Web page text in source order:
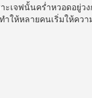
เจฟนั้นคร่ำหวอดอยู่ว
ทำให้หลายคนเริ่มให้คว